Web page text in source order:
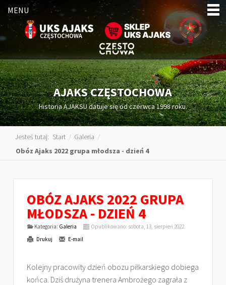
MENU
AJAKS CZĘSTOCHOWA
Historia AJAKSU datuje się od czerwca 1998 roku.
Jesteś tutaj: Start / Galeria /
Obóz Ajaks 2022 grupa młodsza - dzień 4
OBÓZ AJAKS 2022 GRUPA
MŁODSZA - DZIEŃ 4
Kategoria: Galeria
Opublikowano: sobota, 13, sierpień 2022
Drukuj
E-mail
Kolejny pracowity dzień obozu piłkarskiego dobiega
końca. Dziś drużyna trenera Ambrożego zagrała z